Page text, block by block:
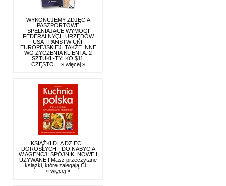
WYKONUJEMY ZDJĘCIA
PASZPORTOWE
SPELNIAJĄCE WYMOGI
FEDERALNYCH URZĘDÓW
USA I PAŃSTW UNII
EUROPEJSKIEJ. TAKŻE INNE
WG ZYCZENIA KLIENTA. 2
SZTUKI -TYLKO $11.
CZĘSTO… » więcej »
KSIĄŻKI DLA DZIECI I
DOROSŁYCH - DO NABYCIA
W AGENCJI SPÓJNIK. NOWE I
UŻYWANE ! Masz przeczytane
książki, które zalegają Ci…
» więcej »